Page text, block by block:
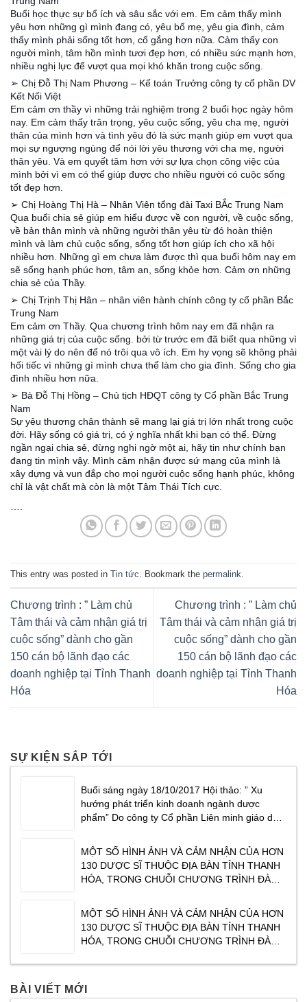
Buổi học thực sự bổ ích và sâu sắc với em. Em cảm thấy mình
yêu hơn những gì mình đang có, yêu bố mẹ, yêu gia đình, cảm
thấy mình phải sống tốt hơn, cố gắng hơn nữa. Cảm thấy con
người mình, tâm hồn mình tươi đẹp hơn, có nhiều sức mạnh hơn,
nhiều nghị lực để vượt qua mọi khó khăn trong cuộc sống.
➢ Chị Đỗ Thị Nam Phương – Kế toán Trưởng công ty cổ phần DV
Kết Nối Việt
Em cảm ơn thầy vì những trải nghiệm trong 2 buổi học ngày hôm
nay. Em cảm thấy trân trọng, yêu cuộc sống, yêu cha mẹ, người
thân của mình hơn và tình yêu đó là sức mạnh giúp em vượt qua
mọi sự ngượng ngùng để nói lời yêu thương với cha mẹ, người
thân yêu. Và em quyết tâm hơn với sự lựa chọn công việc của
mình bởi vì em có thể giúp được cho nhiều người có cuộc sống
tốt đẹp hơn.
➢ Chị Hoàng Thị Hà – Nhân Viên tổng đài Taxi BẮc Trung Nam
Qua buổi chia sẻ giúp em hiểu được về con người, về cuộc sống,
về bản thân mình và những người thân yêu từ đó hoàn thiện
mình và làm chủ cuộc sống, sống tốt hơn giúp ích cho xã hội
nhiều hơn. Những gì em chưa làm được thì qua buổi hôm nay em
sẽ sống hạnh phúc hơn, tâm an, sống khỏe hơn. Cảm ơn những
chia sẻ của Thầy.
➢ Chị Trịnh Thị Hân – nhân viên hành chính công ty cổ phần Bắc
Trung Nam
Em cảm ơn Thầy. Qua chương trình hôm nay em đã nhận ra
những giá trị của cuộc sống. bởi từ trước em đã biết qua những vì
một vài lý do nên để nó trôi qua vô ích. Em hy vọng sẽ không phải
hối tiếc vì những gì mình chưa thể làm cho gia đình. Sống cho gia
đình nhiều hơn nữa.
➢ Bà Đỗ Thị Hồng – Chủ tịch HĐQT công ty Cổ phần Bắc Trung
Nam
Sự yêu thương chân thành sẽ mang lại giá trị lớn nhất trong cuộc
đời. Hãy sống có giá trị, có ý nghĩa nhất khi bạn có thể. Đừng
ngần ngại chia sẻ, đừng nghi ngờ một ai, hãy tin như chính bạn
đang tin mình vậy. Mình cảm nhận được sứ mạng của mình là
xây dựng và vun đắp cho mọi người cuộc sống hạnh phúc, không
chỉ là vật chất mà còn là một Tâm Thái Tích cực.
This entry was posted in Tin tức. Bookmark the permalink.
Chương trình : ” Làm chủ
Tâm thái và cảm nhận giá trị
cuộc sống” dành cho gần
150 cán bộ lãnh đạo các
doanh nghiệp tại Tỉnh Thanh
Hóa
Chương trình : ” Làm chủ
Tâm thái và cảm nhận giá trị
cuộc sống” dành cho gần
150 cán bộ lãnh đạo các
doanh nghiệp tại Tỉnh Thanh
Hóa
SỰ KIỆN SẮP TỚI
Buổi sáng ngày 18/10/2017 Hội thảo: ” Xu
hướng phát triển kinh doanh ngành dược
phẩm” Do công ty Cổ phần Liên minh giáo dục
dược phẩm Traphaco tổ chức tại Khách sạn
CenDelux Hotel Thành phố Tuy Hoà Tỉnh Phú
Yên. Tạ
MỘT SỐ HÌNH ẢNH VÀ CẢM NHẬN CỦA HƠN
130 DƯỢC SĨ THUỘC ĐỊA BÀN TỈNH THANH
HÓA, TRONG CHUỖI CHƯƠNG TRÌNH ĐÀO
DOANH NGÀNH DƯỢC PHẨM NĂM 2017″ DO
CHUYÊN GIA TÂM THÁI ĐỖ VĂN DŨNG CHIA
SẺ. CHƯƠNG TRÌNH ĐƯỢC TỔ CHỨC VÀO
SÁNG NGÀY
MỘT SỐ HÌNH ẢNH VÀ CẢM NHẬN CỦA HƠN
130 DƯỢC SĨ THUỘC ĐỊA BÀN TỈNH THANH
HÓA, TRONG CHUỖI CHƯƠNG TRÌNH ĐÀO
DOANH NGÀNH DƯỢC PHẨM NĂM 2017″ DO
SẺ. CHƯƠNG TRÌNH ĐƯỢC TỔ CHỨC VÀO
BÀI VIẾT MỚI